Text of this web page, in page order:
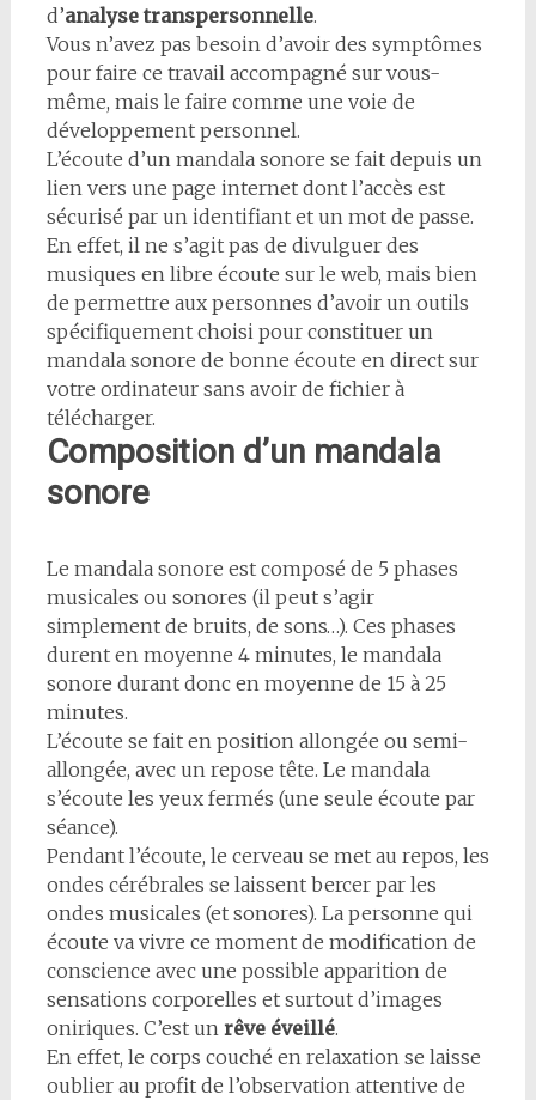
d’analyse transpersonnelle.
Vous n’avez pas besoin d’avoir des symptômes
pour faire ce travail accompagné sur vous-
même, mais le faire comme une voie de
développement personnel.
L’écoute d’un mandala sonore se fait depuis un
lien vers une page internet dont l’accès est
sécurisé par un identifiant et un mot de passe.
En effet, il ne s’agit pas de divulguer des
musiques en libre écoute sur le web, mais bien
de permettre aux personnes d’avoir un outils
spécifiquement choisi pour constituer un
mandala sonore de bonne écoute en direct sur
votre ordinateur sans avoir de fichier à
télécharger.
Composition d’un mandala
sonore
Le mandala sonore est composé de 5 phases
musicales ou sonores (il peut s’agir
simplement de bruits, de sons…). Ces phases
durent en moyenne 4 minutes, le mandala
sonore durant donc en moyenne de 15 à 25
minutes.
L’écoute se fait en position allongée ou semi-
allongée, avec un repose tête. Le mandala
s’écoute les yeux fermés (une seule écoute par
séance).
Pendant l’écoute, le cerveau se met au repos, les
ondes cérébrales se laissent bercer par les
ondes musicales (et sonores). La personne qui
écoute va vivre ce moment de modification de
conscience avec une possible apparition de
sensations corporelles et surtout d’images
oniriques. C’est un rêve éveillé.
En effet, le corps couché en relaxation se laisse
oublier au profit de l’observation attentive de